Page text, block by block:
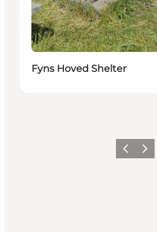
Fyns Hoved Shelter
ZurückWeiter